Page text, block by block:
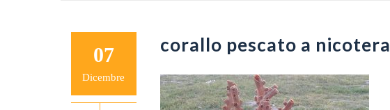
07
Dicembre
corallo pescato a nicotera